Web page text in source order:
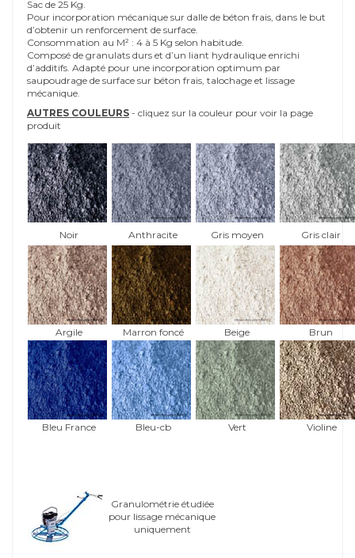
Sac de 25 Kg.
Pour incorporation mécanique sur dalle de béton frais, dans le but
d’obtenir un renforcement de surface.
Consommation au M² : 4 à 5 Kg selon habitude.
Composé de granulats durs et d’un liant hydraulique enrichi
d’additifs. Adapté pour une incorporation optimum par
saupoudrage de surface sur béton frais, talochage et lissage
mécanique.
AUTRES COULEURS - cliquez sur la couleur pour voir la page
produit
Noir Anthracite Gris moyen Gris clair
Argile Marron foncé Beige Brun
Bleu France Bleu-cb Vert Violine
Granulométrie étudiée
pour lissage mécanique
uniquement